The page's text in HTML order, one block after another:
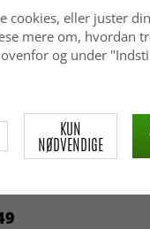
til indendørs/udendørs
cookies, eller juster
mere om, hvordan
og under
KUN
NØDVENDIGE